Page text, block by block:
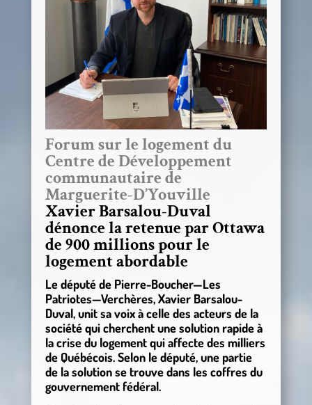
Forum sur le logement du
Centre de Développement
communautaire de
Marguerite-D’Youville
Xavier Barsalou-Duval
dénonce la retenue par Ottawa
de 900 millions pour le
logement abordable
Le député de Pierre-Boucher—Les
Patriotes—Verchères, Xavier Barsalou-
Duval, unit sa voix à celle des acteurs de la
société qui cherchent une solution rapide à
la crise du logement qui affecte des milliers
de Québécois. Selon le député, une partie
de la solution se trouve dans les coffres du
gouvernement fédéral.